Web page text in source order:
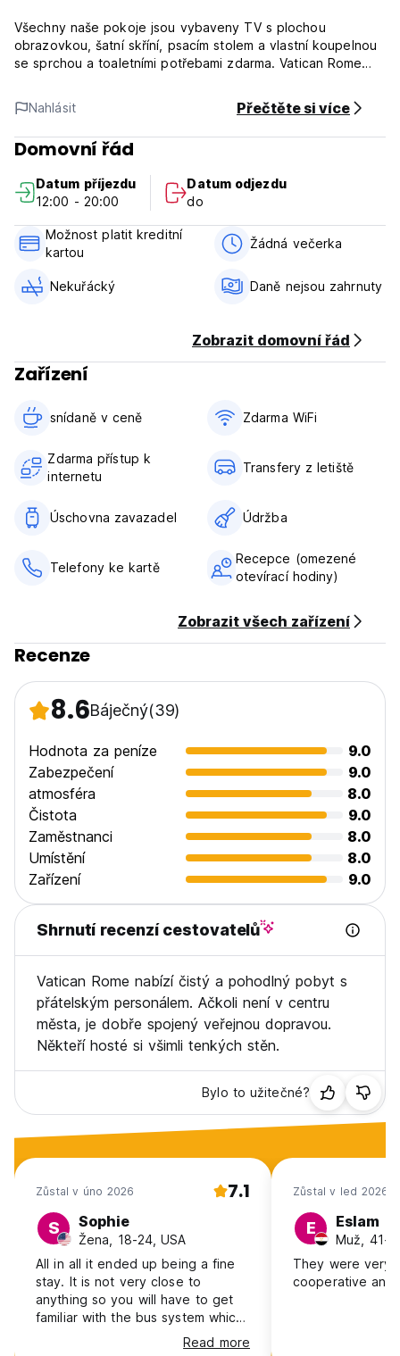
Všechny naše pokoje jsou vybaveny TV s plochou
obrazovkou, šatní skříní, psacím stolem a vlastní koupelnou
se sprchou a toaletními potřebami zdarma. Vatican Rome
hotelu.
Zásady a podmínky Vatikánu Řím:
Odhlášení od 8:00 do 10:00.
Storno podmínky: 72 hodin před příjezdem.
Platba při příjezdu v hotovosti, kreditními kartami, debetními
kartami (Toto zařízení může před příjezdem provést
předběžnou autorizaci vaší karty).
Všeobecné:
Žádný zákaz vycházení.
Nahlásit Přečtěte si více
Domovní řád
Datum příjezdu
12:00 - 20:00
Datum odjezdu
do
Možnost platit kreditní
kartou
Žádná večerka
Nekuřácký Daně nejsou zahrnuty
Zobrazit domovní řád
Zařízení
snídaně v ceně‎ Zdarma WiFi
Zdarma přístup k
internetu
Transfery z letiště
Úschovna zavazadel Údržba
Telefony ke kartě
Recepce (omezené
otevírací hodiny)
Zobrazit všech zařízení
Recenze
8.6Báječný(39)
Hodnota za peníze
9.0
Zabezpečení
9.0
atmosféra
8.0
Čistota
9.0
Zaměstnanci
8.0
Umístění
8.0
Zařízení
9.0
Shrnutí recenzí cestovatelů
Vatican Rome nabízí čistý a pohodlný pobyt s
přátelským personálem. Ačkoli není v centru
města, je dobře spojený veřejnou dopravou.
Někteří hosté si všimli tenkých stěn.
Bylo to užitečné?
Zůstal v úno 2026 7.1
S Sophie
Žena, 18-24, USA
All in all it ended up being a fine
stay. It is not very close to
anything so you will have to get
familiar with the bus system which
wasn't bad. I never really saw a
staff member besides cleaning
Read more
Zůstal v led 2026
E Eslam
Muž, 41+,
They were very
cooperative and